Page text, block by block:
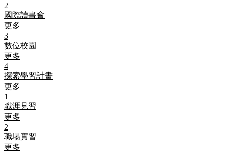
2
國際讀書會
更多
3
數位校園
更多
4
探索學習計畫
更多
1
職涯見習
更多
2
職場實習
更多